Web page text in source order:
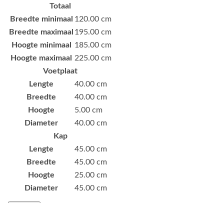
Totaal
Breedte minimaal 120.00 cm
Breedte maximaal 195.00 cm
Hoogte minimaal
185.00 cm
Hoogte maximaal
225.00 cm
Voetplaat
Lengte
40.00 cm
Breedte
40.00 cm
Hoogte
5.00 cm
Diameter
40.00 cm
Kap
Lengte
45.00 cm
Breedte
45.00 cm
Hoogte
25.00 cm
Diameter
45.00 cm